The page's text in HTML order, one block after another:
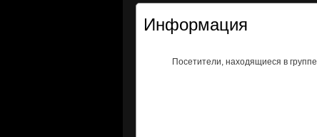
Информация
Посетители, находящиеся в группе